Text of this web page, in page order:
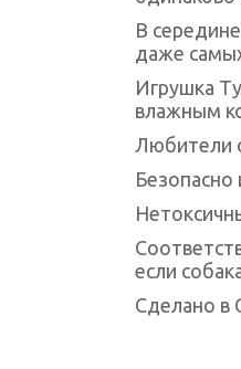
В
даже
Игрушка
влажным
Любители
если
Сделано